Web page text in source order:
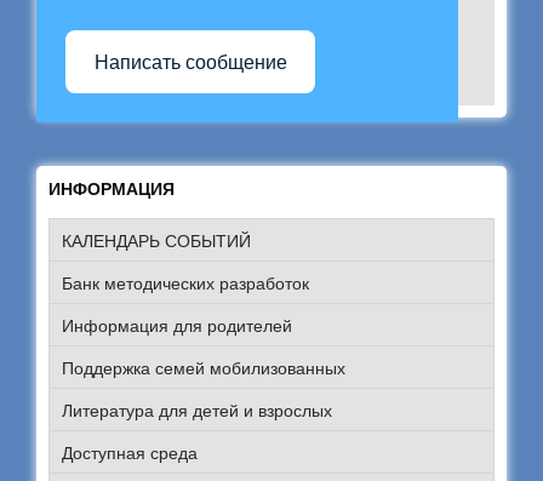
Написать сообщение
ИНФОРМАЦИЯ
КАЛЕНДАРЬ СОБЫТИЙ
Банк методических разработок
Информация для родителей
Поддержка семей мобилизованных
Литература для детей и взрослых
Доступная среда